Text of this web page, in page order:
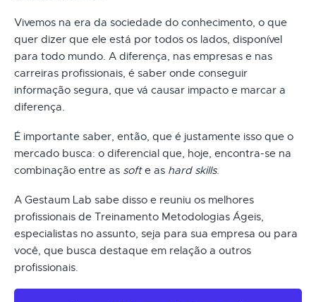
Vivemos na era da sociedade do conhecimento, o que
quer dizer que ele está por todos os lados, disponível
para todo mundo. A diferença, nas empresas e nas
carreiras profissionais, é saber onde conseguir
informação segura, que vá causar impacto e marcar a
diferença.
É importante saber, então, que é justamente isso que o
mercado busca: o diferencial que, hoje, encontra-se na
combinação entre as softe as hard skills.
A Gestaum Lab sabe disso e reuniu os melhores
profissionais de Treinamento Metodologias Ágeis,
especialistas no assunto, seja para sua empresa ou para
você, que busca destaque em relação a outros
profissionais.